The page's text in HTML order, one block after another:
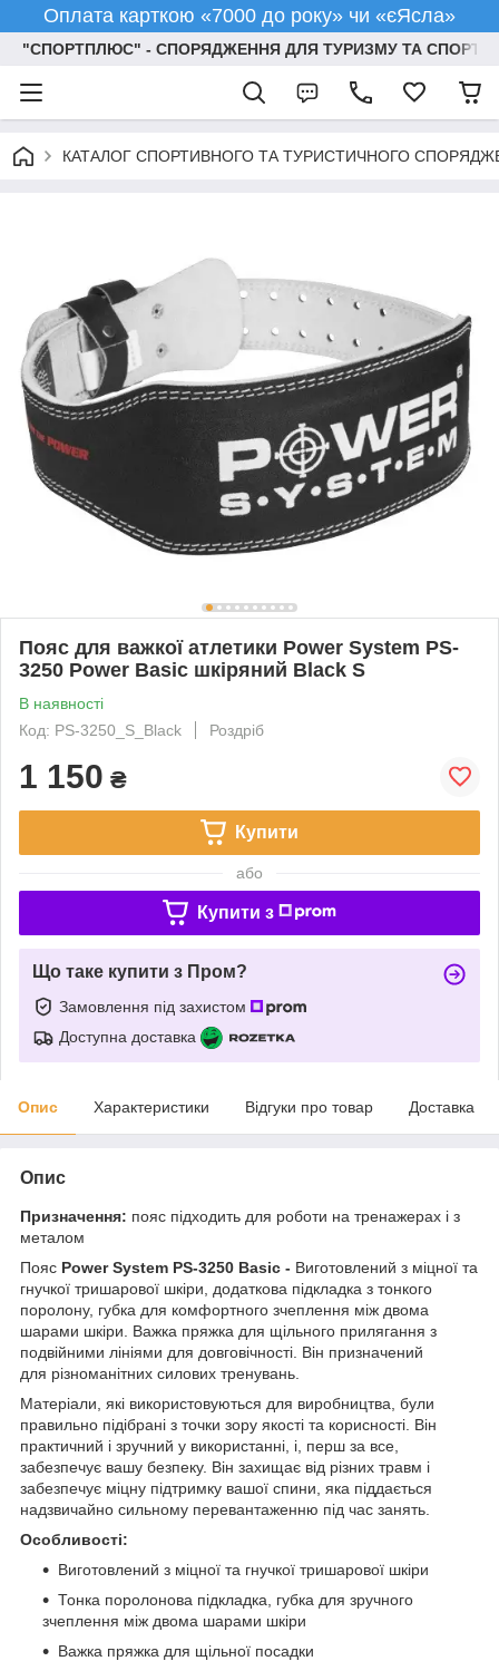
Оплата карткою «7000 до року» чи «єЯсла»
"СПОРТПЛЮС" - СПОРЯДЖЕННЯ ДЛЯ ТУРИЗМУ ТА СПОРТУ
КАТАЛОГ СПОРТИВНОГО ТА ТУРИСТИЧНОГО
Пояс для важкої атлетики Power System PS-
3250 Power Basic шкіряний Black S
В наявності
Код: PS-3250_S_Black
Роздріб
1 150 ₴
Купити
або
Купити з
Що таке купити з Пром?
Замовлення під захистом
Доступна доставка
Опис Характеристики Відгуки про товар Доставка
Опис
Призначення: пояс підходить для роботи на тренажерах і з
металом
Пояс Power System PS-3250 Basic - Виготовлений з міцної та
гнучкої тришарової шкіри, додаткова підкладка з тонкого
поролону, губка для комфортного зчеплення між двома
шарами шкіри. Важка пряжка для щільного прилягання з
подвійними лініями для довговічності. Він призначений
для різноманітних силових тренувань.
Матеріали, які використовуються для виробництва, були
правильно підібрані з точки зору якості та корисності. Він
практичний і зручний у використанні, і, перш за все,
забезпечує вашу безпеку. Він захищає від різних травм і
забезпечує міцну підтримку вашої спини, яка піддається
надзвичайно сильному перевантаженню під час занять.
Особливості:
Виготовлений з міцної та гнучкої тришарової шкіри
Тонка поролонова підкладка, губка для зручного
зчеплення між двома шарами шкіри
Важка пряжка для щільної посадки